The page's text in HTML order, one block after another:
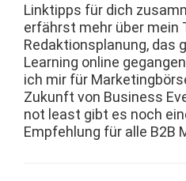
Link­tipps für dich
erfährst mehr über mein
Redak­tion­s­pla­nung, das
Learn­ing online
ich mir für
Zukun­ft von Busi­ness
not least gibt es noch
Empfehlung für alle B2B